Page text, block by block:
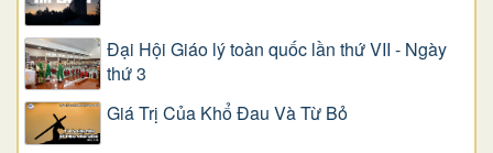
Đại Hội Giáo lý toàn quốc lần thứ VII - Ngày
thứ 3
Giá Trị Của Khổ Ðau Và Từ Bỏ